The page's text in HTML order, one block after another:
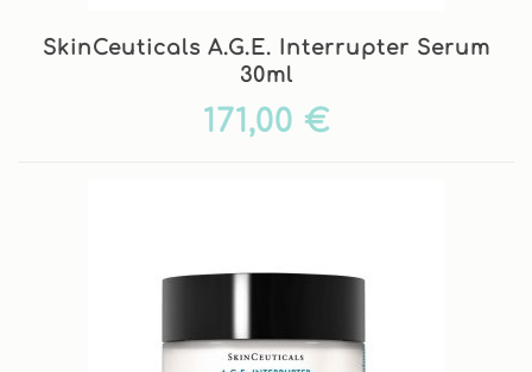
SkinCeuticals A.G.E. Interrupter Serum
30ml
171,00 €